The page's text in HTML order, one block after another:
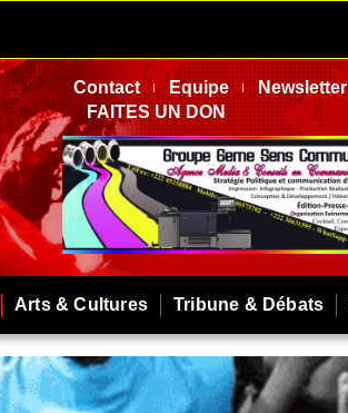
Contact Equipe Newsletter
FAITES UN DON
Arts & Cultures Tribune & Débats